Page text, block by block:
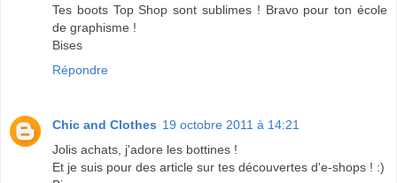
Tes boots Top Shop sont sublimes ! Bravo pour ton école
de graphisme !
Bises
Répondre
Chic and Clothes 19 octobre 2011 à 14:21
Jolis achats, j'adore les bottines !
Et je suis pour des article sur tes découvertes d'e-shops ! :)